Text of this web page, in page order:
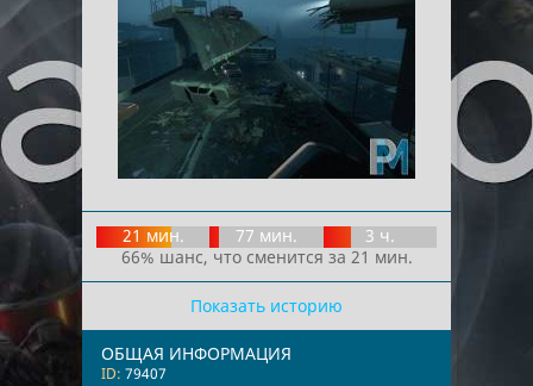
21 мин. 77 мин.
3 ч.
66% шанс, что сменится за 21 мин.
Показать историю
ОБЩАЯ ИНФОРМАЦИЯ
ID: 79407